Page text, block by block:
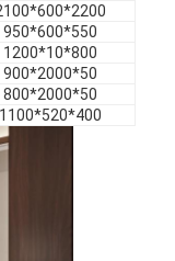
950*600*550
1200*10*800
900*2000*50
800*2000*50
1100*520*400